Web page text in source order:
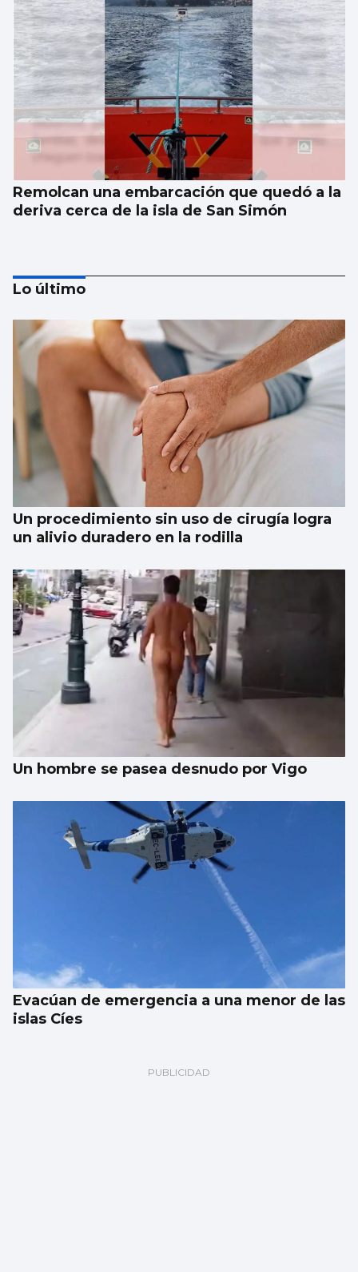
Remolcan una embarcación que quedó a la
deriva cerca de la isla de San Simón
Un hombre se atrinchera en su vivienda de
Redondela armado
Lo último
Un procedimiento sin uso de cirugía logra
un alivio duradero en la rodilla
Un hombre se pasea desnudo por Vigo
Evacúan de emergencia a una menor de las
islas Cíes